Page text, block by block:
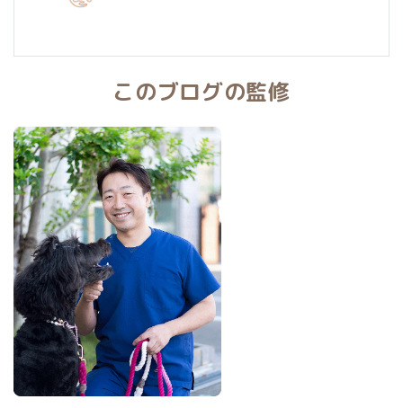
このブログの監修